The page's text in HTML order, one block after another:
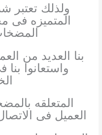
ولذلك تعتبر
المتميزه فى
بنا العديد من
واستعانوا
المتعلقه
العميل فى